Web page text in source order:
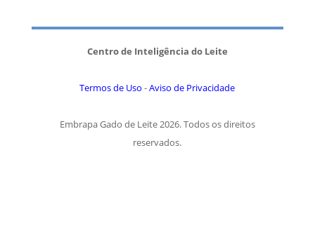
Centro de Inteligência do Leite
Termos de Uso -Aviso de Privacidade
Embrapa Gado de Leite 2026. Todos os direitos
reservados.